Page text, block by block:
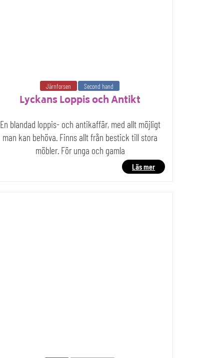
Järnforsen Second hand
Lyckans Loppis och Antikt
En blandad loppis- och antikaffär, med allt möjligt
man kan behöva. Finns allt från bestick till stora
möbler. För unga och gamla
Läs mer